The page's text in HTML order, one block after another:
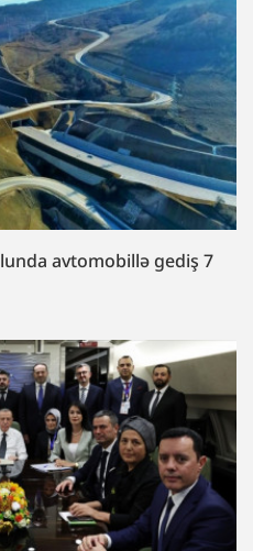
avtomobillə gediş 7